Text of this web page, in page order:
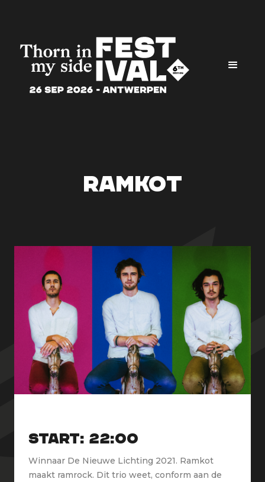
Ramkot
Start: 22:00
Winnaar De Nieuwe Lichting 2021. Ramkot
maakt ramrock. Dit trio weet, conform aan de